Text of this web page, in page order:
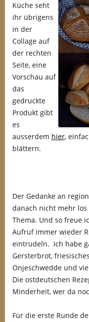
Küche seht
ihr übrigens
in der
Collage auf
der rechten
Seite, eine
Vorschau auf
das
gedruckte
Produkt gibt
es
ausserdem hier,
blättern.
Der Gedanke an
danach nicht mehr
Thema. Und so freue
Aufruf immer wieder
eintrudeln. Ich habe
Gersterbrot,
Onjeschwedde und
Die ostdeutschen
Minderheit, wer da
Für die erste Runde